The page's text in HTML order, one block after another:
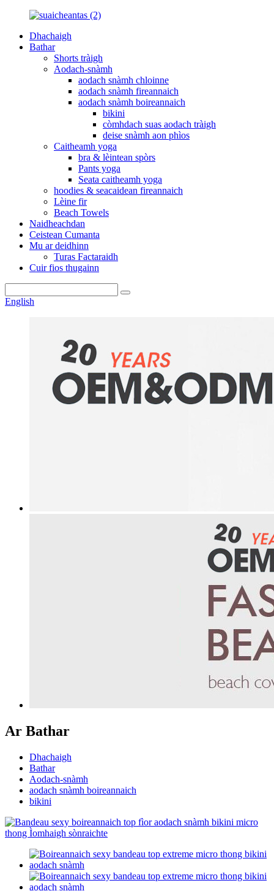
Dhachaigh
Bathar
Shorts tràigh
Aodach-snàmh
aodach snàmh chloinne
aodach snàmh fireannaich
aodach snàmh boireannaich
bikini
còmhdach suas aodach tràigh
deise snàmh aon phìos
Caitheamh yoga
bra & lèintean spòrs
Pants yoga
Seata caitheamh yoga
hoodies & seacaidean fireannaich
Lèine fir
Beach Towels
Naidheachdan
Ceistean Cumanta
Mu ar deidhinn
Turas Factaraidh
Cuir fios thugainn
English
Ar Bathar
Dhachaigh
Bathar
Aodach-snàmh
aodach snàmh boireannaich
bikini